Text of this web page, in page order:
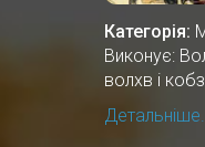
Категорія:
Виконує:
волхв і